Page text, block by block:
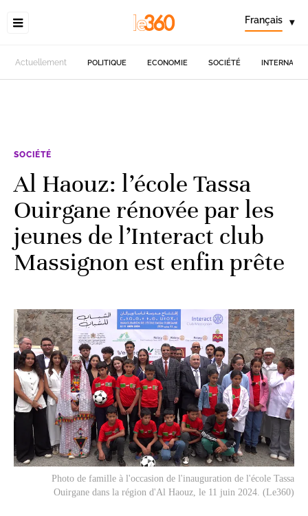
Français ▾
Actuellement POLITIQUE ECONOMIE SOCIÉTÉ
SOCIÉTÉ
Al Haouz: l’école Tassa
Ouirgane rénovée par les
jeunes de l’Interact club
Massignon est enfin prête
Photo de famille à l'occasion de l'inauguration de l'école Tassa
Ouirgane dans la région d'Al Haouz, le 11 juin 2024. (Le360)